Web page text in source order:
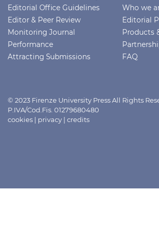
Editorial Office Guidelines
Editor & Peer Review
Monitoring Journal
Performance
Attracting Submissions
Who we
Editorial
Products
FAQ
© 2023 Firenze University Press All Rights
P.IVA/Cod.Fis. 01279680480
cookies | privacy | credits